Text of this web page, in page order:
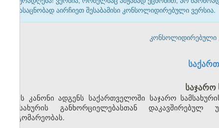
გასაცნობად აირჩიეთ შესაბამისი კონსოლიდირებული ვერსია.
კონსოლიდირებული
საჯარო
ეს კანონი ადგენს საქართველოში საჯარო
სამსახურის განხორციელებასთან
მდგომარეობას.